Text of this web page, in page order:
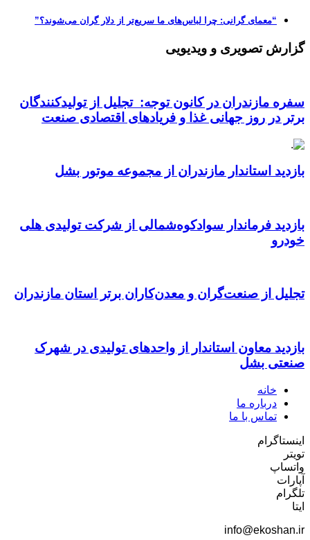
“معمای گرانی: چرا لباس‌های ما سریع‌تر از دلار گران می‌شوند؟”
گزارش تصویری و ویدیویی
سفره مازندران در کانون توجه: تجلیل از تولیدکنندگان
برتر در روز جهانی غذا و فریادهای اقتصادی صنعت
بازدید استاندار مازندران از مجموعه موتور بشل
بازدید فرماندار سوادکوه‌شمالی از شرکت تولیدی هلی
خودرو
تجلیل از صنعت‌گران و معدن‌کاران برتر استان مازندران
بازدید معاون استاندار از واحدهای تولیدی در شهرک
صنعتی بشل
خانه
درباره ما
تماس با ما
اینستاگرام
تویتر
واتساپ
آپارات
تلگرام
ایتا
info@ekoshan.ir